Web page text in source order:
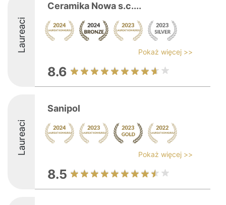
Laureaci
Ceramika Nowa s.c....
Pokaż więcej >>
8.6
Laureaci
Sanipol
Pokaż więcej >>
8.5